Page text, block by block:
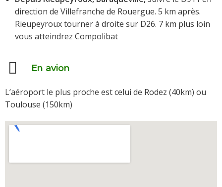
direction de Villefranche de Rouergue. 5 km après.
Rieupeyroux tourner à droite sur D26. 7 km plus loin
vous atteindrez Compolibat
En avion
L’aéroport le plus proche est celui de Rodez (40km) ou
Toulouse (150km)